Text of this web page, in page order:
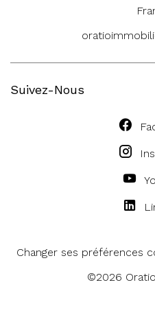
Suivez-Nous
Changer ses préférences
©2026